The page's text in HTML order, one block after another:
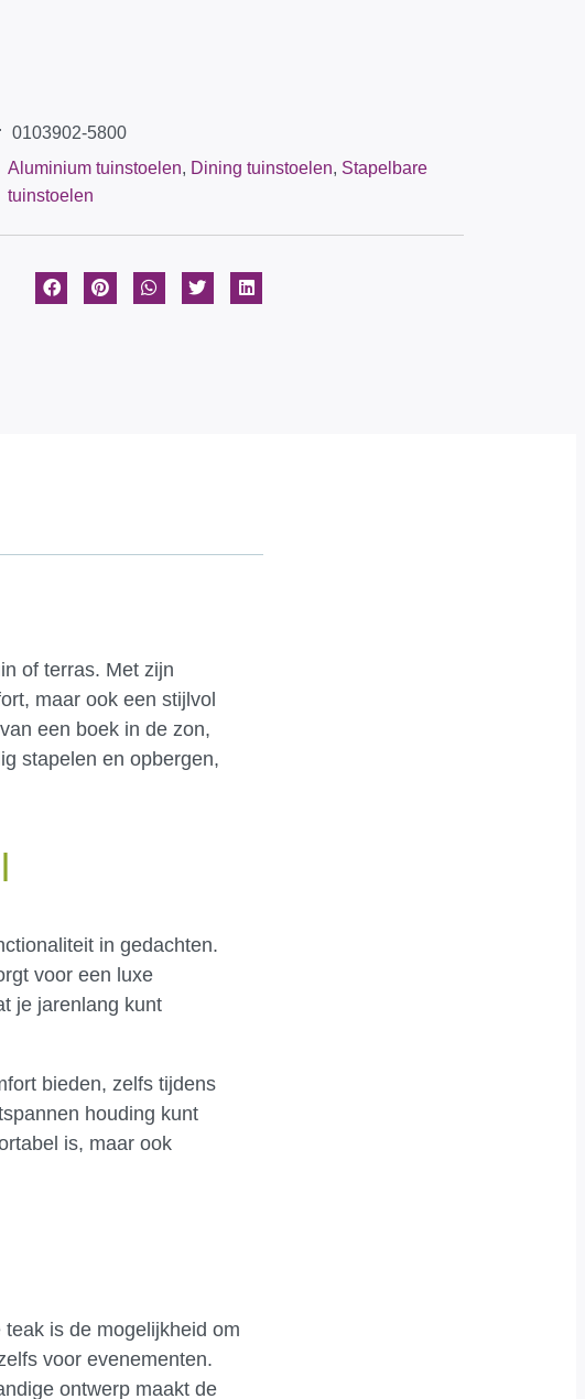
0103902-5800
Aluminium tuinstoelen, Dining tuinstoelen, Stapelbare
tuinstoelen
of terras. Met zijn
maar ook een stijlvol
een boek in de zon,
stapelen en opbergen,
in gedachten.
voor een luxe
je jarenlang kunt
bieden, zelfs tijdens
houding kunt
is, maar ook
is de mogelijkheid om
voor evenementen.
ontwerp maakt de